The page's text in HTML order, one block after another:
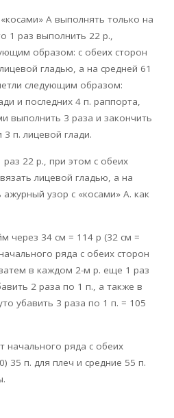
А выполнять только на
1 раз выполнить 22 р.,
образом: с обеих сторон
гладью, а на средней 61
следующим образом:
и последних 4 п. раппорта,
выполнить 3 раза и закончить
п. лицевой глади.
22 р., при этом с обеих
лицевой гладью, а на
узор с «косами» А. как
через 34 см = 114 р (32 см =
ряда с обеих сторон
в каждом 2-м р. еще 1 раз
2 раза по 1 п., а также в
убавить 3 раза по 1 п. = 105
начального ряда с обеих
35 п. для плеч и средние 55 п.